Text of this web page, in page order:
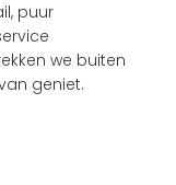
puur
we buiten
geniet.